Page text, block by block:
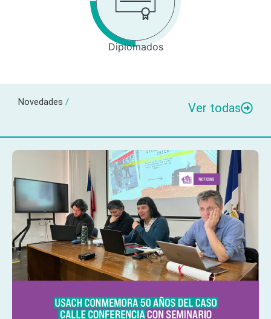
Diplomados
Novedades / Ver todas